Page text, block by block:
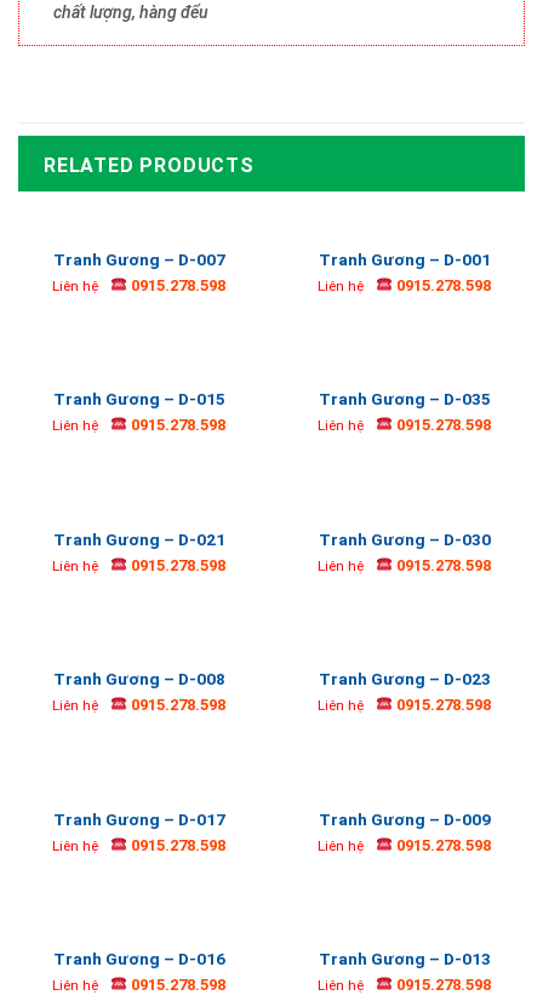
chất lượng, hàng đểu
RELATED PRODUCTS
Tranh Gương – D-007
Liên hệ 0915.278.598
Tranh Gương – D-001
Liên hệ 0915.278.598
Tranh Gương – D-015
Liên hệ 0915.278.598
Tranh Gương – D-035
Liên hệ 0915.278.598
Tranh Gương – D-021
Liên hệ 0915.278.598
Tranh Gương – D-030
Liên hệ 0915.278.598
Tranh Gương – D-008
Liên hệ 0915.278.598
Tranh Gương – D-023
Liên hệ 0915.278.598
Tranh Gương – D-017
Liên hệ 0915.278.598
Tranh Gương – D-009
Liên hệ 0915.278.598
Tranh Gương – D-016
Liên hệ 0915.278.598
Tranh Gương – D-013
Liên hệ 0915.278.598